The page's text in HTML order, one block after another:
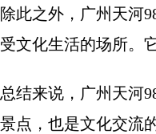
除此之外，广州天河
受文化生活的场所。
总结来说，广州天河
景点，也是文化交流